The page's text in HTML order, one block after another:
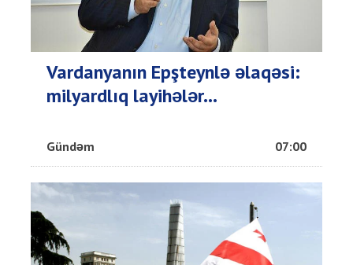
Vardanyanın Epşteynlə əlaqəsi:
milyardlıq layihələr...
Gündəm 07:00